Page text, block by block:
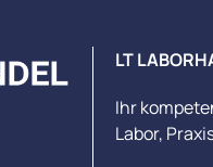
LT
Ihr
Labor,